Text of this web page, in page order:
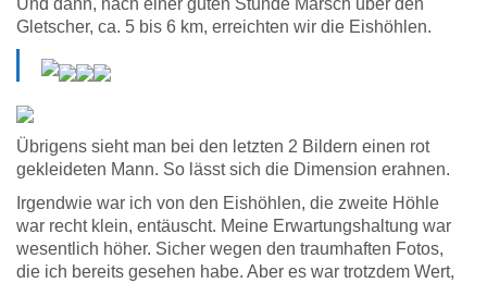
Und dann, nach einer guten Stunde Marsch über den
Gletscher, ca. 5 bis 6 km, erreichten wir die Eishöhlen.
Übrigens sieht man bei den letzten 2 Bildern einen rot
gekleideten Mann. So lässt sich die Dimension erahnen.
Irgendwie war ich von den Eishöhlen, die zweite Höhle
war recht klein, entäuscht. Meine Erwartungshaltung war
wesentlich höher. Sicher wegen den traumhaften Fotos,
die ich bereits gesehen habe. Aber es war trotzdem Wert,